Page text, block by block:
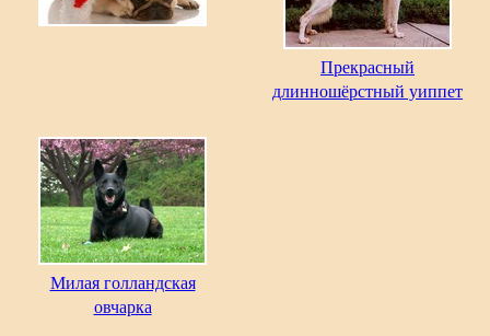
Прекрасный
длинношёрстный уиппет
Милая голландская
овчарка